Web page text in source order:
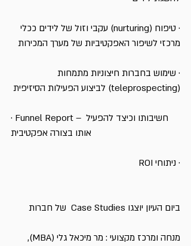
· טיפוח (nurturing) עקבי וזול של לידים ככלי
מרכזי לשיפור האפקטיביות של מערך המכירות
· שימוש בחברות חיצוניות מתמחות
(teleprospecting) לביצוע הפעילות הסיזיפית
· Funnel Report – חשיבותו וכיצד להפעיל
אותו בצורה אפקטיבית
· ניתוחי ROI
ביום העיון יוצגו Case Studies  של חברות
מנחה ומרכז מקצועי : מר מיכאל גלי (MBA),